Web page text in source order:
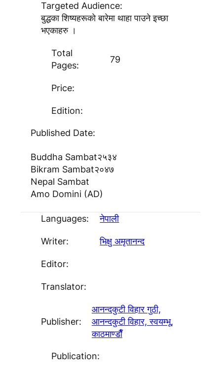
Targeted Audience:
बुद्धका शिष्यहरूकाे बारेमा थाहा पाउने इच्छा
भएकाहरु ।
Total
Pages:
79
Price:
Edition:
Published Date:
Buddha Sambat२५३४
Bikram Sambat२०४७
Nepal Sambat
Amo Domini (AD)
Languages: नेपाली
Writer: भिक्षु अमृतानन्द
Editor:
Translator:
Publisher:
आनन्दकुटी विहार गुठी,
आनन्दकुटी विहार, स्वयम्भू,
काठमाण्डाैँ
Publication: